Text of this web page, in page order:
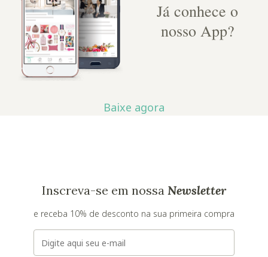
Já conhece o
nosso App?
Baixe agora
Inscreva-se em nossa Newsletter
e receba 10% de desconto na sua primeira compra
E-mail